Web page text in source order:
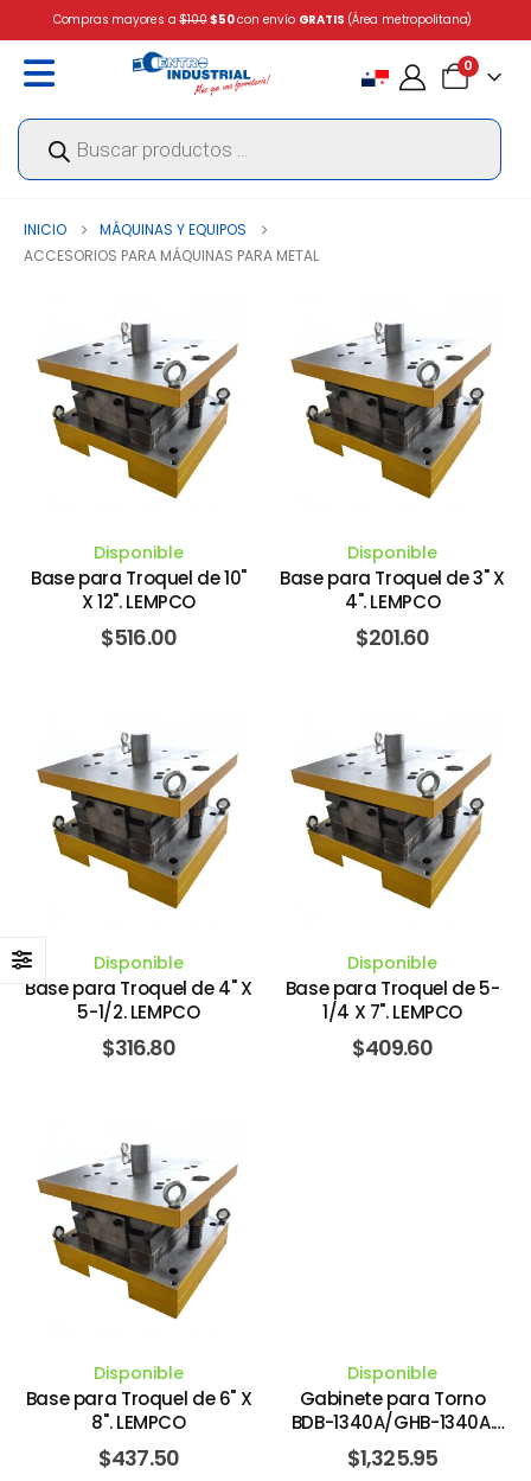
Compras mayores a$100 $50con envío GRATIS (Área metropolitana)
0
Búsqueda
productos
INICIO
MÁQUINAS Y EQUIPOS
ACCESORIOS PARA MÁQUINAS PARA METAL
Disponible
Base para Troquel de 10"
X 12". LEMPCO
$516.00
Disponible
Base para Troquel de 3" X
4". LEMPCO
$201.60
Disponible
Base para Troquel de 4" X
5-1/2. LEMPCO
$316.80
Disponible
Base para Troquel de 5-
1/4 X 7". LEMPCO
$409.60
Disponible
Base para Troquel de 6" X
8". LEMPCO
$437.50
Disponible
Gabinete para Torno
BDB-1340A/GHB-1340A.
JET
$1,325.95